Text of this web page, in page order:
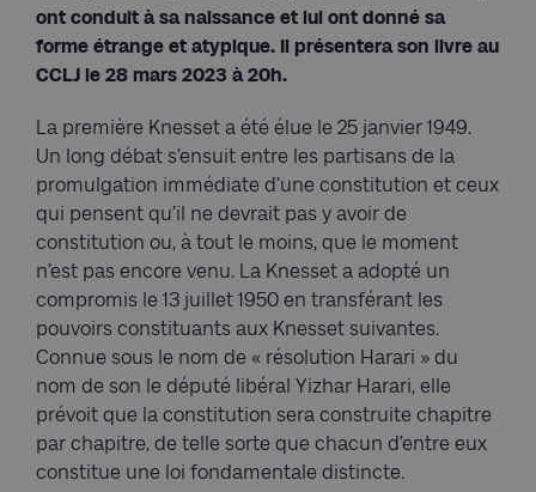
ont conduit à sa naissance et lui ont donné sa
forme étrange et atypique. Il présentera son livre au
CCLJ le 28 mars 2023 à 20h.
La première Knesset a été élue le 25 janvier 1949.
Un long débat s’ensuit entre les partisans de la
promulgation immédiate d’une constitution et ceux
qui pensent qu’il ne devrait pas y avoir de
constitution ou, à tout le moins, que le moment
n’est pas encore venu. La Knesset a adopté un
compromis le 13 juillet 1950 en transférant les
pouvoirs constituants aux Knesset suivantes.
Connue sous le nom de « résolution Harari » du
nom de son le député libéral Yizhar Harari, elle
prévoit que la constitution sera construite chapitre
par chapitre, de telle sorte que chacun d’entre eux
constitue une loi fondamentale distincte.